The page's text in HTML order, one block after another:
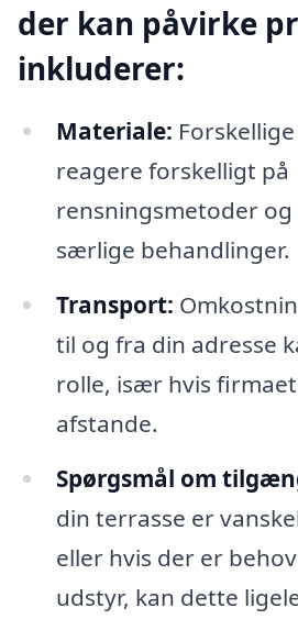
der kan påvirke
inkluderer:
Materiale:
reagere forskelligt på
rensningsmetoder
særlige behandlinger.
Transport:
til og fra din adresse
rolle, især hvis
afstande.
Spørgsmål om
din terrasse er
eller hvis der er
udstyr, kan dette